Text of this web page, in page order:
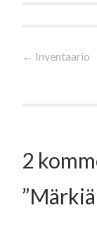
← Inventaario
2
”